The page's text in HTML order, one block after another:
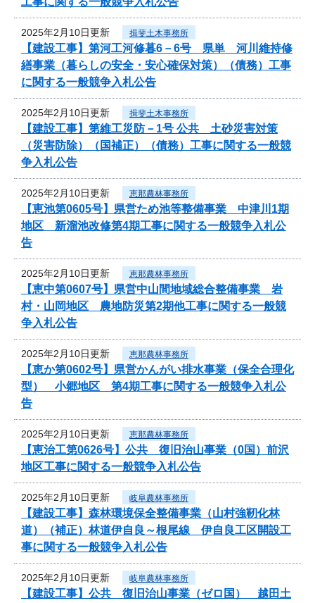
2025年2月10日更新 揖斐土木事務所
【建設工事】第河工河修暮6－6号 県単 河川維持修
繕事業（暮らしの安全・安心確保対策）（債務）工事
に関する一般競争入札公告
2025年2月10日更新 揖斐土木事務所
【建設工事】第維工災防－1号 公共 土砂災害対策
（災害防除）（国補正）（債務）工事に関する一般競
争入札公告
2025年2月10日更新 恵那農林事務所
【恵池第0605号】県営ため池等整備事業 中津川1期
地区 新溜池改修第4期工事に関する一般競争入札公
告
2025年2月10日更新 恵那農林事務所
【恵中第0607号】県営中山間地域総合整備事業 岩
村・山岡地区 農地防災第2期他工事に関する一般競
争入札公告
2025年2月10日更新 恵那農林事務所
【恵か第0602号】県営かんがい排水事業（保全合理化
型） 小郷地区 第4期工事に関する一般競争入札公
告
2025年2月10日更新 恵那農林事務所
【恵治工第0626号】公共 復旧治山事業（0国）前沢
地区工事に関する一般競争入札公告
2025年2月10日更新 岐阜農林事務所
【建設工事】森林環境保全整備事業（山村強靭化林
道）（補正）林道伊自良～根尾線 伊自良工区開設工
事に関する一般競争入札公告
2025年2月10日更新 岐阜農林事務所
【建設工事】公共 復旧治山事業（ゼロ国） 越田土